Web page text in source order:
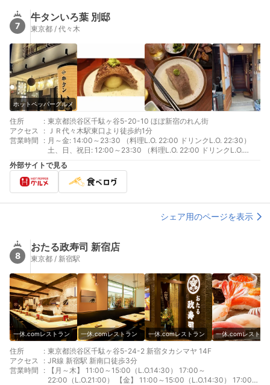
7
牛タンいろ葉 別邸
東京都 / 代々木
ホットペッパーグルメ
住所 : 東京都渋谷区千駄ヶ谷5-20-10 ほぼ新宿のれん街
アクセス
: ＪＲ代々木駅東口より徒歩約1分
営業時間
: 月～金: 14:00～23:30 （料理L.O. 22:00 ドリンクL.O. 22:30）
土、日、祝日: 12:00～23:30 （料理L.O. 22:00 ドリンクL.O.
22:30）
外部サイトで見る
シェア用のページを表示
8
おたる政寿司 新宿店
東京都 / 新宿駅
一休.comレストラン 一休.comレストラン 一休.comレストラン 一休.comレストラ
住所 : 東京都渋谷区千駄ヶ谷5-24-2 新宿タカシマヤ 14F
アクセス
: JR線 新宿駅 新南口徒歩3分
営業時間
:
【月～木】 11:00～15:00（L.O.14:30） 17:00～
22:00（L.O.21:00） 【金】 11:00～15:00（L.O.14:30） 17:00～